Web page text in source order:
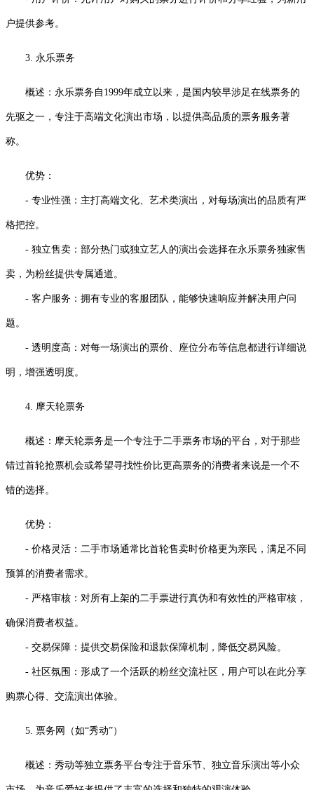
户提供参考。
3. 永乐票务
概述：永乐票务自1999年成立以来，是国内较早涉足在线票务的
先驱之一，专注于高端文化演出市场，以提供高品质的票务服务著
称。
优势：
- 专业性强：主打高端文化、艺术类演出，对每场演出的品质有严
格把控。
- 独立售卖：部分热门或独立艺人的演出会选择在永乐票务独家售
卖，为粉丝提供专属通道。
- 客户服务：拥有专业的客服团队，能够快速响应并解决用户问
题。
- 透明度高：对每一场演出的票价、座位分布等信息都进行详细说
明，增强透明度。
4. 摩天轮票务
概述：摩天轮票务是一个专注于二手票务市场的平台，对于那些
错过首轮抢票机会或希望寻找性价比更高票务的消费者来说是一个不
错的选择。
优势：
- 价格灵活：二手市场通常比首轮售卖时价格更为亲民，满足不同
预算的消费者需求。
- 严格审核：对所有上架的二手票进行真伪和有效性的严格审核，
确保消费者权益。
- 交易保障：提供交易保险和退款保障机制，降低交易风险。
- 社区氛围：形成了一个活跃的粉丝交流社区，用户可以在此分享
购票心得、交流演出体验。
5. 票务网（如“秀动”）
概述：秀动等独立票务平台专注于音乐节、独立音乐演出等小众